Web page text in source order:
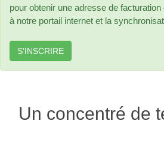
pour obtenir une adresse de
à notre portail internet et la
S'INSCRIRE
Un concentré de